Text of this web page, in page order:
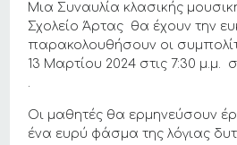
Μια Συναυλία κλασικής
Σχολείο Άρτας θα έχουν την
παρακολουθήσουν οι
13 Μαρτίου 2024 στις 7:30 μ.μ.
.
Οι μαθητές θα ερμηνεύσουν
ένα ευρύ φάσμα της λόγιας